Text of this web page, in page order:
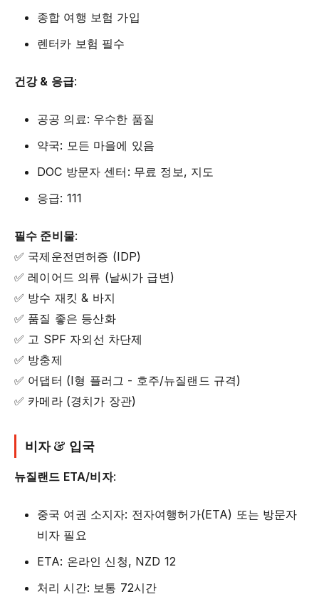
종합 여행 보험 가입
렌터카 보험 필수
건강 & 응급:
공공 의료: 우수한 품질
약국: 모든 마을에 있음
DOC 방문자 센터: 무료 정보, 지도
응급: 111
필수 준비물:
✅ 국제운전면허증 (IDP)
✅ 레이어드 의류 (날씨가 급변)
✅ 방수 재킷 & 바지
✅ 품질 좋은 등산화
✅ 고 SPF 자외선 차단제
✅ 방충제
✅ 어댑터 (I형 플러그 - 호주/뉴질랜드 규격)
✅ 카메라 (경치가 장관)
비자 & 입국
뉴질랜드 ETA/비자:
중국 여권 소지자: 전자여행허가(ETA) 또는 방문자
비자 필요
ETA: 온라인 신청, NZD 12
처리 시간: 보통 72시간